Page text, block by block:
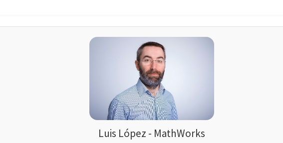
Luis López - MathWorks